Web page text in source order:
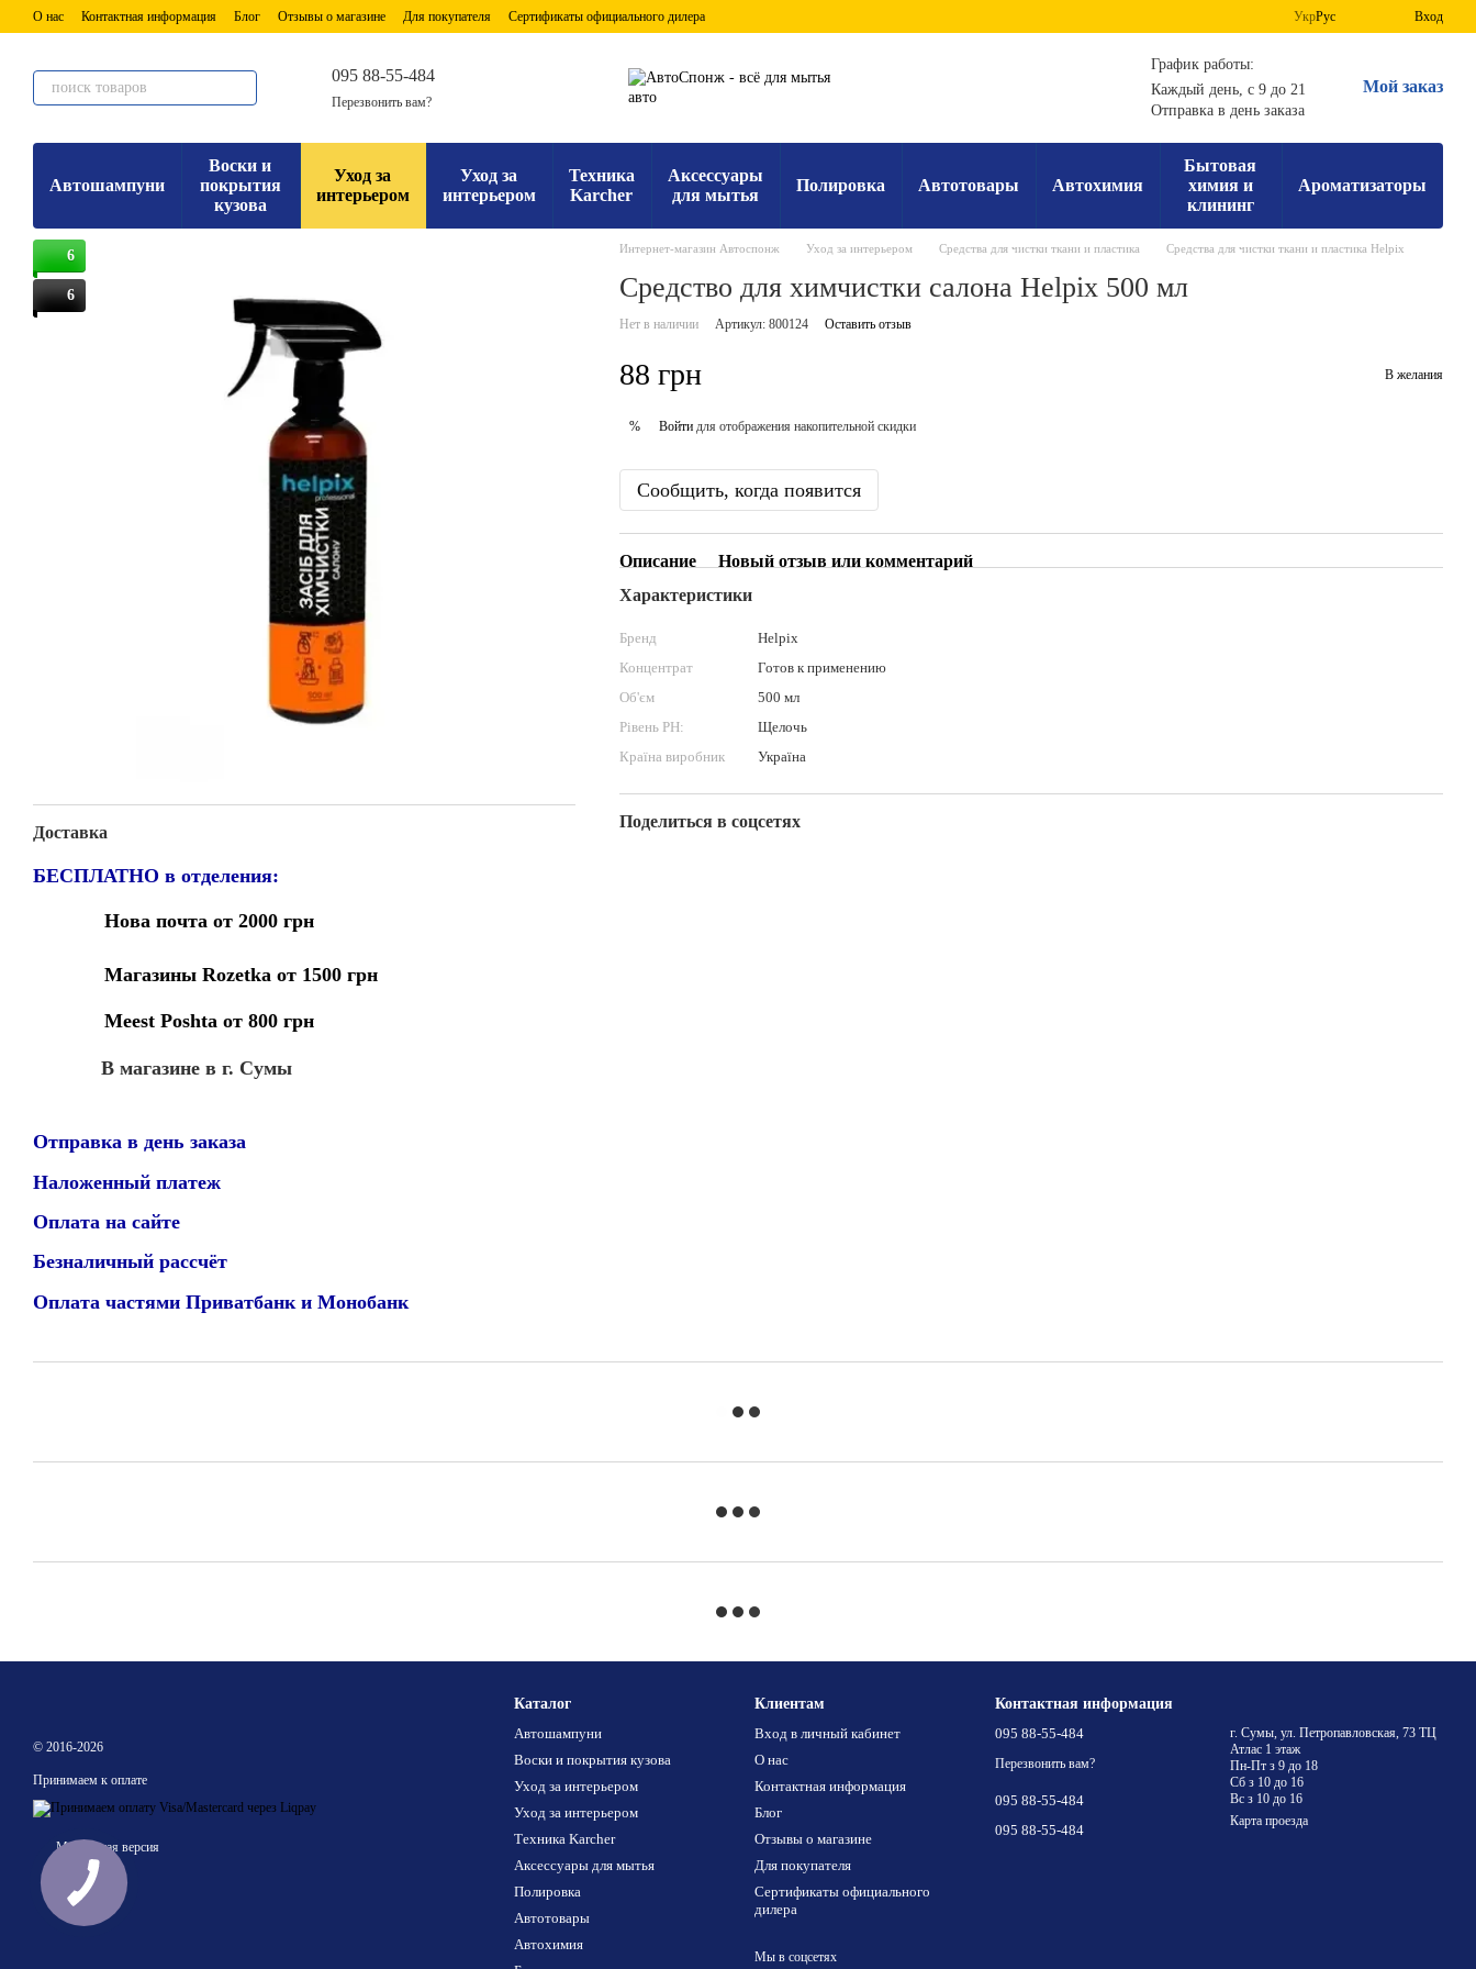
Перейти к основному контенту
О нас Контактная информация Блог Отзывы о магазине Для покупателя Сертификаты официального дилера УкрРус Вход
095 88-55-484
Перезвонить вам?
График работы:
Каждый день, с 9 до 21
Отправка в день заказа
Мой заказ
Автошампуни
Воски и
покрытия
кузова
Уход за
интерьером
Уход за
интерьером
Техника
Karcher
Аксессуары
для мытья
Полировка Автотовары Автохимия
Бытовая
химия и
клининг
Ароматизаторы
6
6
Доставка
БЕСПЛАТНО в отделения:
Нова почта от 2000 грн
Магазины Rozetka от 1500 грн
Meest Poshta от 800 грн
В магазине в г. Сумы
Отправка в день заказа
Наложенный платеж
Оплата на сайте
Безналичный рассчёт
Оплата частями Приватбанк и Монобанк
Интернет-магазин Автоспонж Уход за интерьером Средства для чистки ткани и пластика Средства для чистки ткани и пластика Helpix
Средство для химчистки салона Helpix 500 мл
Нет в наличии Артикул: 800124 Оставить отзыв
88 грн В желания
% Войтидля отображения накопительной скидки
Сообщить, когда появится
Описание
Новый отзыв или комментарий
Характеристики
Бренд
Helpix
Концентрат
Готов к применению
Об'єм
500 мл
Рівень PН:
Щелочь
Країна виробник
Україна
Поделиться в соцсетях
© 2016-2026
Принимаем к оплате
Мобильная версия
Каталог
Автошампуни
Воски и покрытия кузова
Уход за интерьером
Уход за интерьером
Техника Karcher
Аксессуары для мытья
Полировка
Автотовары
Автохимия
Клиентам
Вход в личный кабинет
О нас
Контактная информация
Блог
Отзывы о магазине
Для покупателя
Сертификаты официального
дилера
Мы в соцсетях
Контактная информация
095 88-55-484
Перезвонить вам?
095 88-55-484
095 88-55-484
г. Сумы, ул. Петропавловская, 73 ТЦ
Атлас 1 этаж
Пн-Пт з 9 до 18
Сб з 10 до 16
Вс з 10 до 16
Карта проезда